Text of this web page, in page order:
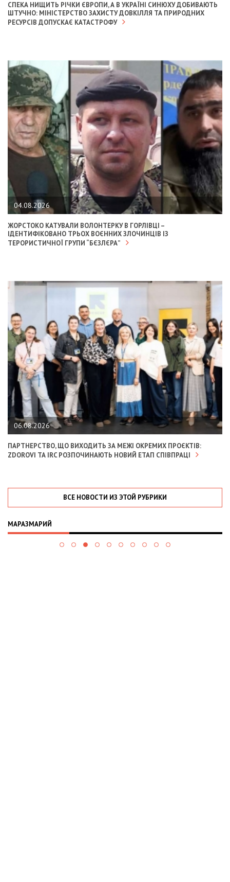
СПЕКА НИЩИТЬ РІЧКИ ЄВРОПИ, А В УКРАЇНІ СИНЮХУ ДОБИВАЮТЬ
ШТУЧНО: МІНІСТЕРСТВО ЗАХИСТУ ДОВКІЛЛЯ ТА ПРИРОДНИХ
РЕСУРСІВ ДОПУСКАЄ КАТАСТРОФУ
04.08.2026
ЖОРСТОКО КАТУВАЛИ ВОЛОНТЕРКУ В ГОРЛІВЦІ –
ІДЕНТИФІКОВАНО ТРЬОХ ВОЄННИХ ЗЛОЧИНЦІВ ІЗ
ТЕРОРИСТИЧНОЇ ГРУПИ “БЄЗЛЄРА”
06.08.2026
ПАРТНЕРСТВО, ЩО ВИХОДИТЬ ЗА МЕЖІ ОКРЕМИХ ПРОЄКТІВ:
ZDOROVI ТА IRC РОЗПОЧИНАЮТЬ НОВИЙ ЕТАП СПІВПРАЦІ
ВСЕ НОВОСТИ ИЗ ЭТОЙ РУБРИКИ
МАРАЗМАРИЙ